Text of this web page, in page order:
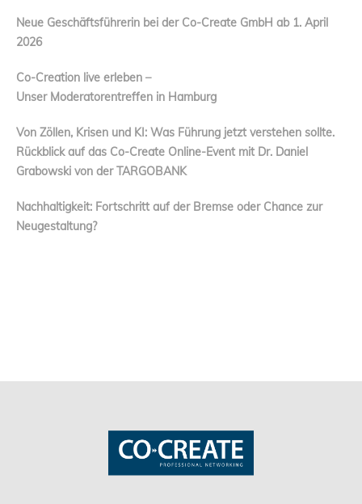
Neue Geschäftsführerin bei der Co-Create GmbH ab 1. April
2026
Co-Creation live erleben –
Unser Moderatorentreffen in Hamburg
Von Zöllen, Krisen und KI: Was Führung jetzt verstehen sollte.
Rückblick auf das Co-Create Online-Event mit Dr. Daniel
Grabowski von der TARGOBANK
Nachhaltigkeit: Fortschritt auf der Bremse oder Chance zur
Neugestaltung?